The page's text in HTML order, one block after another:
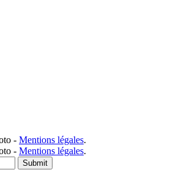
- Mentions légales.
- Mentions légales.
Submit